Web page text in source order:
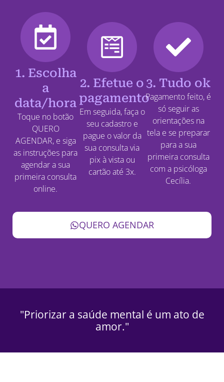
1. Escolha
a
data/hora
Toque no botão
QUERO
AGENDAR, e siga
as instruções para
agendar a sua
primeira consulta
online.
2. Efetue o
pagamento
Em seguida, faça o
seu cadastro e
pague o valor da
sua consulta via
pix à vista ou
cartão até 3x.
3. Tudo ok
Pagamento feito, é
só seguir as
orientações na
tela e se preparar
para a sua
primeira consulta
com a psicóloga
Cecília.
QUERO AGENDAR
"Priorizar a saúde mental é um ato de
amor."